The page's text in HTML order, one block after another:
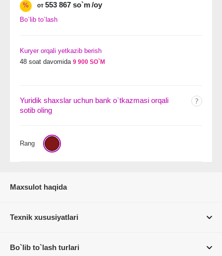
%
от 553 867 so`m/oy
Bo`lib to`lash
Kuryer orqali yetkazib berish
48 soat davomida 9 900 SO`M
Yuridik shaxslar uchun bank o`tkazmasi orqali
sotib oling
Rang
Maxsulot haqida
Texnik xususiyatlari
Bo`lib to`lash turlari